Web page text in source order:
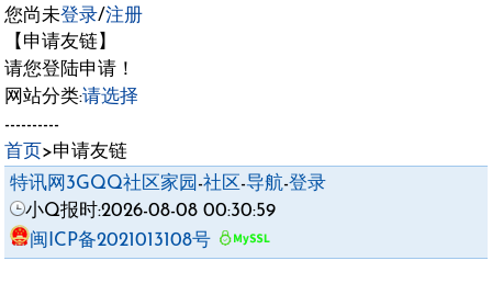
您尚未登录/注册
【申请友链】
请您登陆申请！
网站分类:请选择
----------
首页 >申请友链
特讯网3GQQ社区家园 -社区 -导航-登录
小Q报时:2026-08-08 00:30:59
闽ICP备2021013108号